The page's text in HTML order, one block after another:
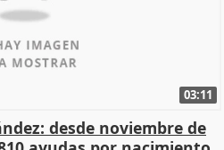
03:11
desde noviembre de